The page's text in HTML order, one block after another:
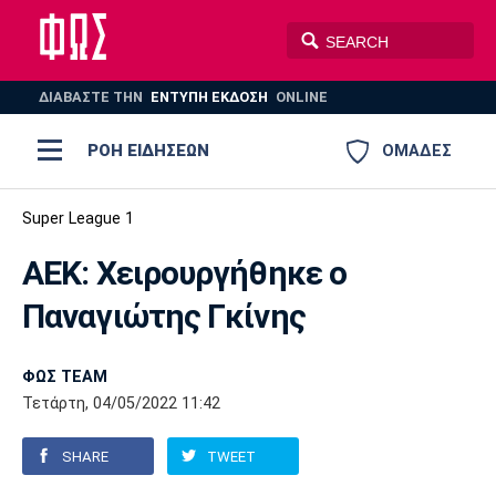
ΔΙΑΒΑΣΤΕ THN ΕΝΤΥΠΗ ΕΚΔΟΣΗ ONLINE
ΟΜΑΔΕΣ
ΡΟΗ ΕΙΔΗΣΕΩΝ
ΠΟΔΟΣΦΑΙΡΟ
ΠΟΛΟ ΣΠΟΡ
AUTO-MOTO
Ποδόσφαιρο
Super League 1
Super League 2
Γ Εθνική
Ελλάδα
Μπάσκετ
Ελλάδα
Εθνική
EuroLeague
Ολυμπιακοί Αγώνες
Βόλεϊ
Πόλο
Ολυμπιακός ΑΕΚ
Παναθηναϊκός Ατρόμητος
Super League 1
ΑΕΚ: Χειρουργήθηκε ο
Παναγιώτης Γκίνης
ΦΩΣ TEAM
Τετάρτη, 04/05/2022 11:42
SHARE TWEET